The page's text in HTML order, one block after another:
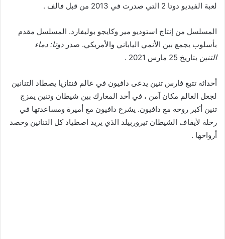
لعبة الفيديو دوتا 2 التي صدرت في 2013 من قبل فالف .
المسلسل من إنتاج استوديو مير وكايجو بوليفارد. المسلسل مقدم
بأسلوب يجمع بين الأنمي الياباني والأمريكي. صدر دوتا: دماء
التنين بتاريخ 25 مارس 2021 .
أحداثه تتبع فارس تنين يدعى دافيون في عالم فنتازيا يصطاد التنانين
لجعل العالم مكان آمن ، في أحد المعارك بين شيطان وتنين يمزج
تنين أكبر روحه مع دافيون. يشرع دافيون مع أميرة ومساعدتها في
رحلة لأيقاف الشيطان تيروربيلد الذي يريد اصطياد كل التنانين وحصد
أرواحها .